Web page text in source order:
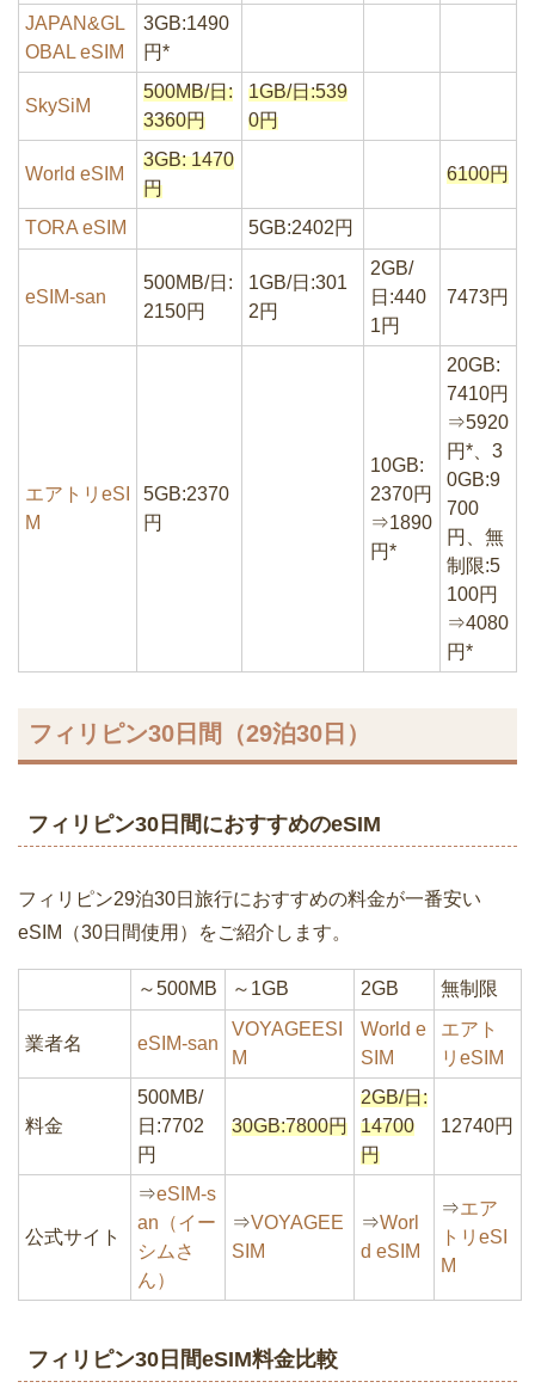
JAPAN&GL
OBAL eSIM
3GB:1490
円*
SkySiM
500MB/日:
3360円
1GB/日:539
0円
World eSIM
3GB: 1470
円
6100円
TORA eSIM 5GB:2402円
eSIM-san
500MB/日:
2150円
1GB/日:301
2円
2GB/
日:440
1円
7473円
エアトリeSI
M
5GB:2370
円
10GB:
2370円
⇒1890
円*
20GB:
7410円
⇒5920
円*、3
0GB:9
700
円、無
制限:5
100円
⇒4080
円*
フィリピン30日間（29泊30日）
フィリピン30日間におすすめのeSIM
フィリピン29泊30日旅行におすすめの料金が一番安い
eSIM（30日間使用）をご紹介します。
～500MB ～1GB 2GB 無制限
業者名 eSIM-san
VOYAGEESI
M
World e
SIM
エアト
リeSIM
料金
500MB/
日:7702
円
30GB:7800円
2GB/日:
14700
円
12740円
公式サイト
⇒eSIM-s
an（イー
シムさ
ん）
⇒VOYAGEE
SIM
⇒Worl
d eSIM
⇒エア
トリeSI
M
フィリピン30日間eSIM料金比較